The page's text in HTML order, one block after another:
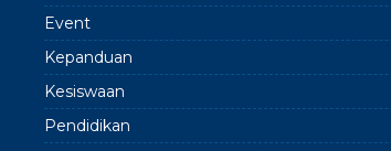
Event
Kepanduan
Kesiswaan
Pendidikan